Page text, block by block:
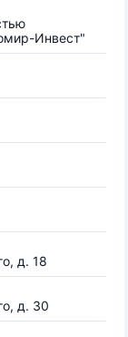
Инвест"
д. 18
д. 30